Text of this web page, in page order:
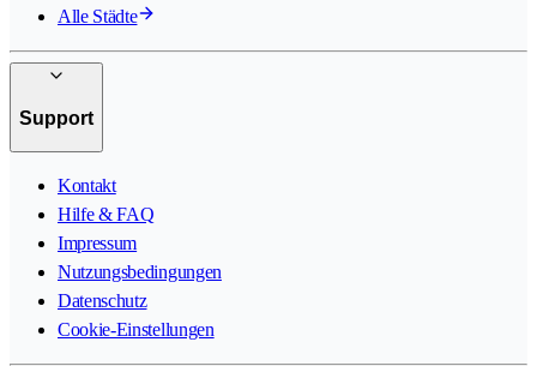
Alle Städte
Support
Kontakt
Hilfe & FAQ
Impressum
Nutzungsbedingungen
Datenschutz
Cookie-Einstellungen